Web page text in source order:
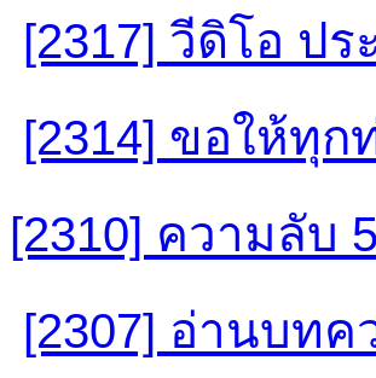
[2317] วีดิโอ ป
[2314] ขอให้ทุก
[2310] ความลับ
[2307] อ่านบท